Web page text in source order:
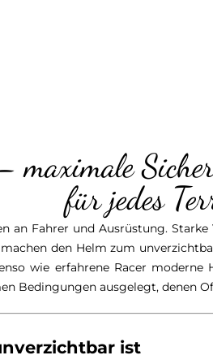
maximale
für jedes
Fahrer und Ausrüstung.
den Helm zum
wie erfahrene Racer
Bedingungen ausgelegt, denen
ist